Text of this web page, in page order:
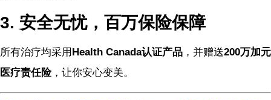
3. 安全无忧，百万保险保障
所有治疗均采用 Health Canada认证产品 ，并赠送200万加元
医疗责任险，让你安心变美。